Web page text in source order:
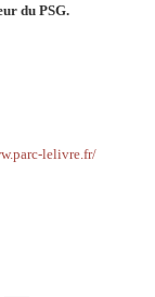
du PSG.
lelivre.fr/